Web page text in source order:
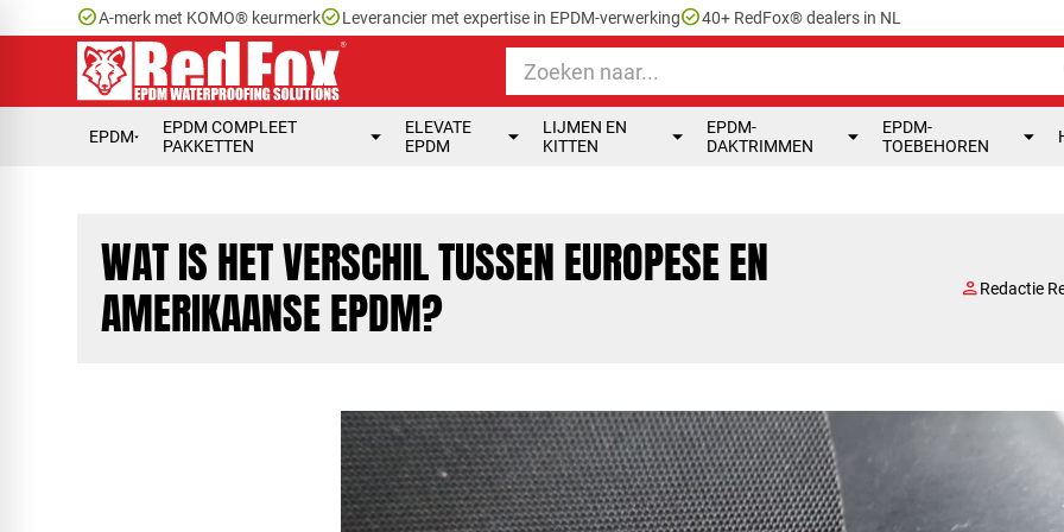
check_circleA-merk met KOMO® keurmerkcheck_circleLeverancier met expertise in EPDM-verwerkingcheck_circle40+ RedFox® dealers in NL
EPDM
EPDM COMPLEET
PAKKETTEN
ELEVATE
EPDM
LIJMEN EN
KITTEN
EPDM-
DAKTRIMMEN
EPDM-
TOEBEHOREN
WAT IS HET VERSCHIL TUSSEN EUROPESE EN
AMERIKAANSE EPDM? personRedactie